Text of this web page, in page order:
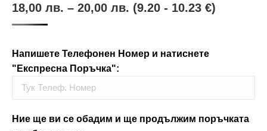
18,00 лв. – 20,00 лв. (9.20 - 10.23 €)
Напишете Телефонен Номер и натиснете
"Експресна Поръчка":
Ние ще ви се обадим и ще продължим поръчката